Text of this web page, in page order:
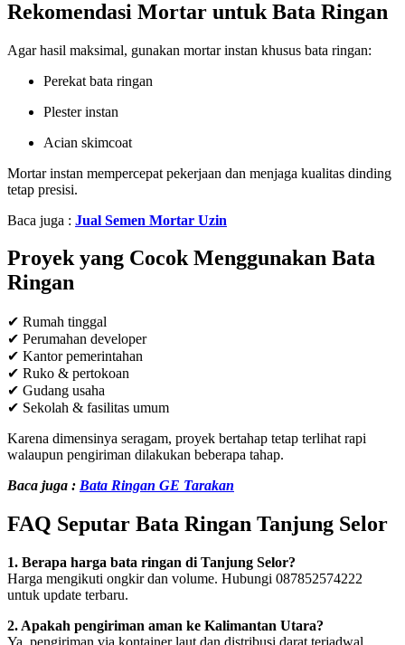
Rekomendasi Mortar untuk Bata Ringan
Agar hasil maksimal, gunakan mortar instan khusus bata ringan:
Perekat bata ringan
Plester instan
Acian skimcoat
Mortar instan mempercepat pekerjaan dan menjaga kualitas dinding
tetap presisi.
Baca juga : Jual Semen Mortar Uzin
Proyek yang Cocok Menggunakan Bata
Ringan
✔ Rumah tinggal
✔ Perumahan developer
✔ Kantor pemerintahan
✔ Ruko & pertokoan
✔ Gudang usaha
✔ Sekolah & fasilitas umum
Karena dimensinya seragam, proyek bertahap tetap terlihat rapi
walaupun pengiriman dilakukan beberapa tahap.
Baca juga : Bata Ringan GE Tarakan
FAQ Seputar Bata Ringan Tanjung Selor
1. Berapa harga bata ringan di Tanjung Selor?
Harga mengikuti ongkir dan volume. Hubungi 087852574222
untuk update terbaru.
2. Apakah pengiriman aman ke Kalimantan Utara?